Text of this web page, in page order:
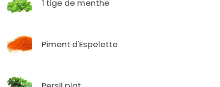
1 tige de menthe
Piment d'Espelette